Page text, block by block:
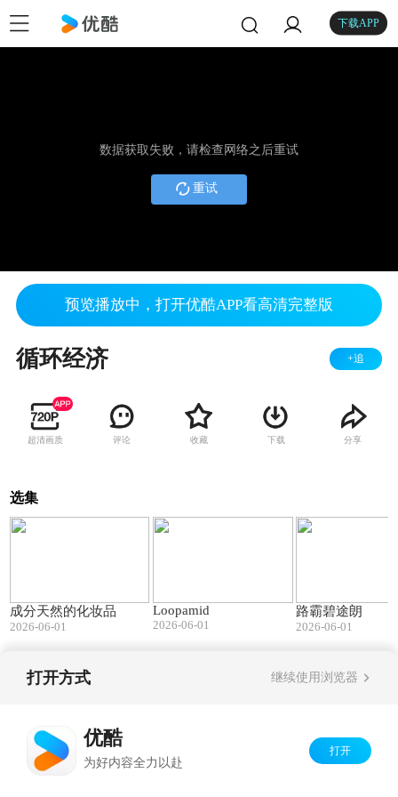
下载APP
数据获取失败，请检查网络之后重试
重试
预览播放中，打开优酷APP看高清完整版
循环经济 +追
超清画质 评论 收藏 下载 分享
选集
成分天然的化妆品
2026-06-01
Loopamid
2026-06-01
路霸碧途朗
2026-06-01
打开方式 继续使用浏览器
优酷
为好内容全力以赴
打开